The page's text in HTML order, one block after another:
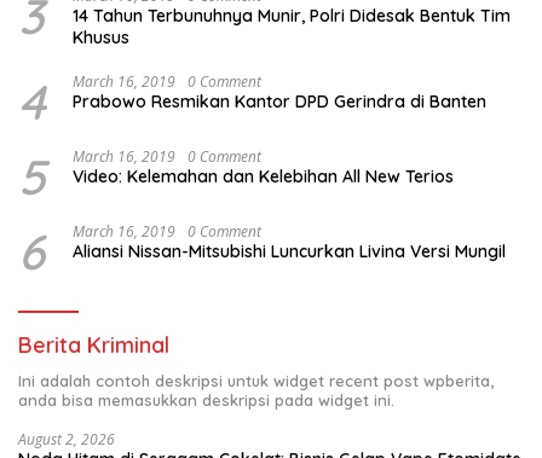
3
14 Tahun Terbunuhnya Munir, Polri Didesak Bentuk Tim
Khusus
4 March 16, 2019 0 Comment
Prabowo Resmikan Kantor DPD Gerindra di Banten
5 March 16, 2019 0 Comment
Video: Kelemahan dan Kelebihan All New Terios
6 March 16, 2019 0 Comment
Aliansi Nissan-Mitsubishi Luncurkan Livina Versi Mungil
Berita Kriminal
Ini adalah contoh deskripsi untuk widget recent post wpberita,
anda bisa memasukkan deskripsi pada widget ini.
August 2, 2026